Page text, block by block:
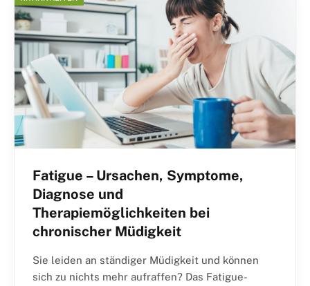
Fatigue – Ursachen, Symptome,
Diagnose und
Therapiemöglichkeiten bei
chronischer Müdigkeit
Sie leiden an ständiger Müdigkeit und können
sich zu nichts mehr aufraffen? Das Fatigue-